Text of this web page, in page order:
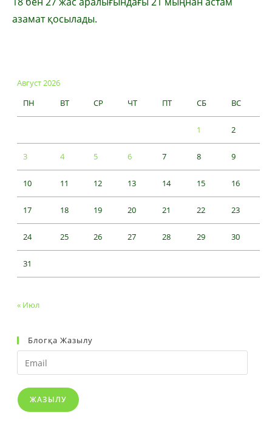
азамат қосылады.
Август 2026
ПН
ВТ СР ЧТ ПТ СБ ВС
1 2
3 4 5 6 7 8 9
10 11 12 13 14 15 16
17 18 19 20 21 22 23
24 25 26 27 28 29 30
31
« Июл
Блогқа Жазылу
Email
ЖАЗЫЛУ